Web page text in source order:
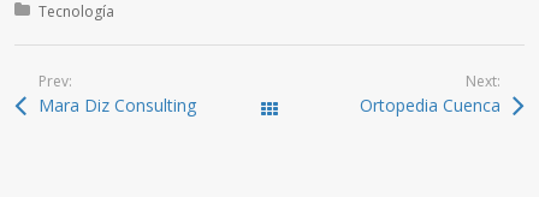
Posted in:
Tecnología
Prev:
Mara Diz Consulting All Works
Next:
Ortopedia Cuenca